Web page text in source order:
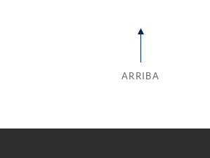
ARRIBA